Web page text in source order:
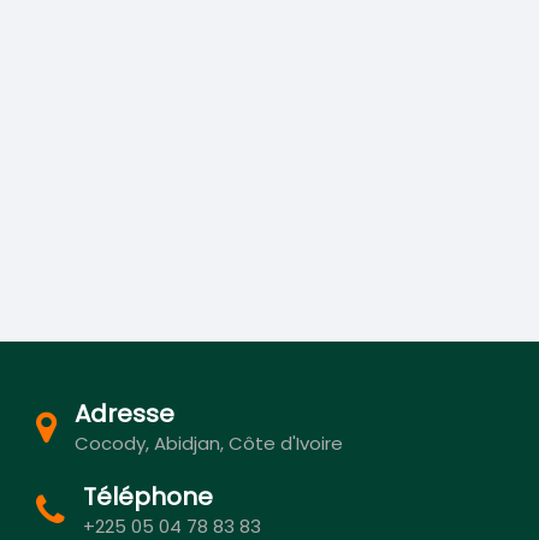
Adresse
Cocody, Abidjan, Côte d'Ivoire
Téléphone
+225 05 04 78 83 83